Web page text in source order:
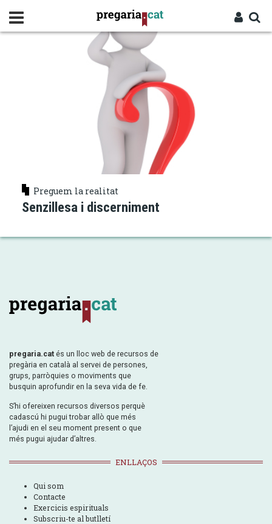
contingut
ENTRETEIXIT DE SENSACIONS
Preguem la realitat
Senzillesa i discerniment
pregaria.cat és un lloc web de recursos de
pregària en català al servei de persones,
grups, parròquies o moviments que
busquin aprofundir en la seva vida de fe.
S’hi ofereixen recursos diversos perquè
cadascú hi pugui trobar allò que més
l’ajudi en el seu moment present o que
més pugui ajudar d’altres.
ENLLAÇOS
Qui som
Contacte
Exercicis espirituals
Subscriu-te al butlletí